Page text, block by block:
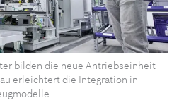
bilden die neue Antriebseinheit
erleichtert die Integration in